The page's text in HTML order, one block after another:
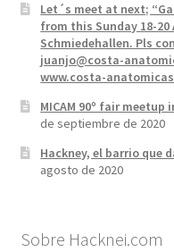
Let´s meet at next;
from this Sunday 18-
Schmiedehallen. Pls
juanjo@costa-
www.costa-
MICAM 90º fair meetup
de septiembre de 2020
Hackney, el barrio que
agosto de 2020
Sobre Hacknei.com